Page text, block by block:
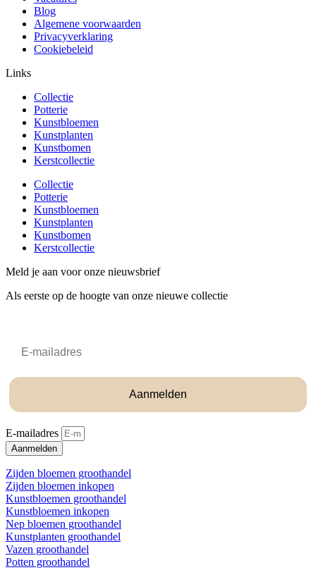
Blog
Algemene voorwaarden
Privacyverklaring
Cookiebeleid
Links
Collectie
Potterie
Kunstbloemen
Kunstplanten
Kunstbomen
Kerstcollectie
Collectie
Potterie
Kunstbloemen
Kunstplanten
Kunstbomen
Kerstcollectie
Meld je aan voor onze nieuwsbrief
Als eerste op de hoogte van onze nieuwe collectie
Aanmelden
E-mailadres
Aanmelden
Zijden bloemen groothandel
Zijden bloemen inkopen
Kunstbloemen groothandel
Kunstbloemen inkopen
Nep bloemen groothandel
Kunstplanten groothandel
Vazen groothandel
Potten groothandel